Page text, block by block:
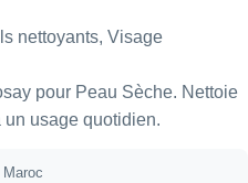
nettoyants, Visage
pour Peau Sèche. Nettoie
un usage quotidien.